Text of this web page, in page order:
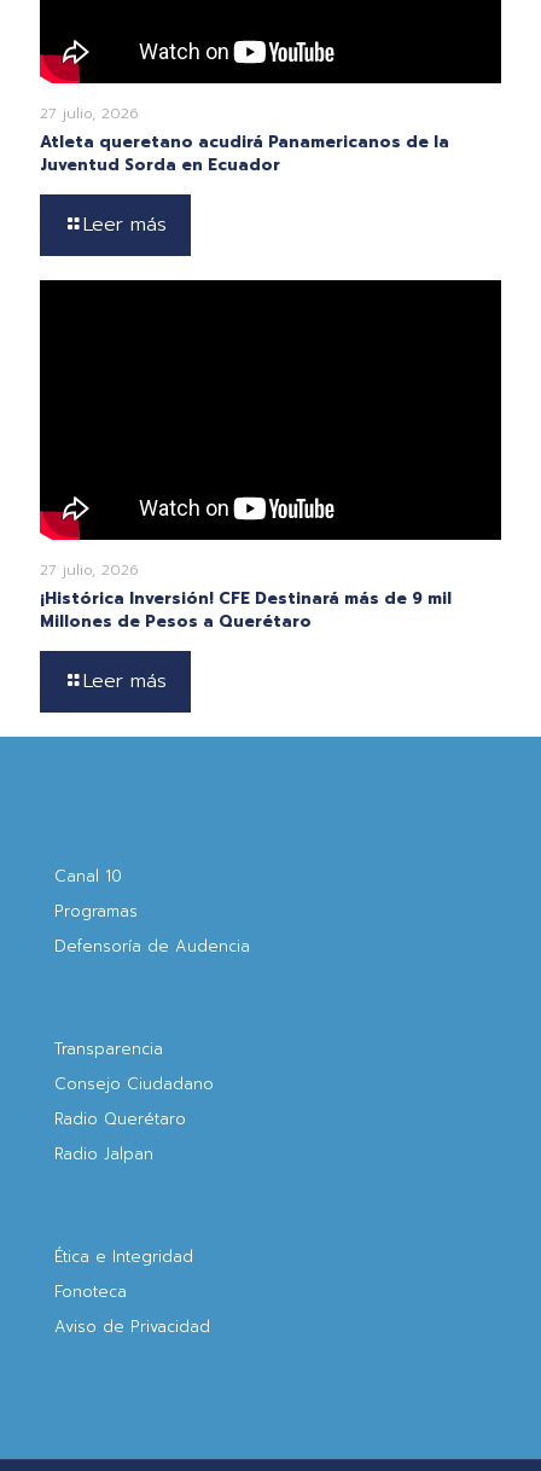
27 julio, 2026
Atleta queretano acudirá Panamericanos de la
Juventud Sorda en Ecuador
Leer más
27 julio, 2026
¡Histórica Inversión! CFE Destinará más de 9 mil
Millones de Pesos a Querétaro
Leer más
Canal 10
Programas
Defensoría de Audencia
Transparencia
Consejo Ciudadano
Radio Querétaro
Radio Jalpan
Ética e Integridad
Fonoteca
Aviso de Privacidad